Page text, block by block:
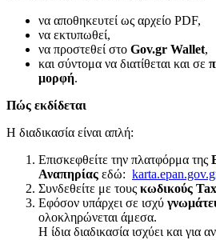
να αποθηκευτεί ως αρχείο PDF,
να εκτυπωθεί,
να προστεθεί στο Gov.gr Wallet,
και σύντομα να διατίθεται και σε
μορφή.
Πώς εκδίδεται
Η διαδικασία είναι απλή:
Επισκεφθείτε την πλατφόρμα της
Αναπηρίας εδώ:
Συνδεθείτε με τους κωδικούς
Εφόσον υπάρχει σε ισχύ
ολοκληρώνεται άμεσα.
Η ίδια διαδικασία ισχύει και για